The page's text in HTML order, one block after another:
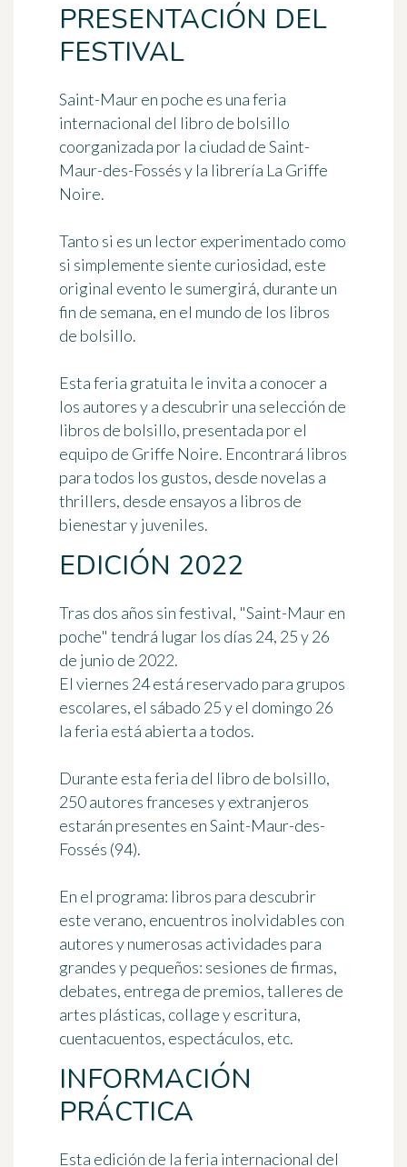
PRESENTACIÓN DEL
FESTIVAL
Saint-Maur en poche es una feria
internacional del libro de bolsillo
coorganizada por la ciudad de Saint-
Maur-des-Fossés y la librería La Griffe
Noire.
Tanto si es un lector experimentado como
si simplemente siente curiosidad, este
original evento le sumergirá, durante un
fin de semana, en el mundo de los libros
de bolsillo.
Esta feria gratuita le invita a conocer a
los autores y a descubrir una selección de
libros de bolsillo, presentada por el
equipo de Griffe Noire. Encontrará libros
para todos los gustos, desde novelas a
thrillers, desde ensayos a libros de
bienestar y juveniles.
EDICIÓN 2022
Tras dos años sin festival, "Saint-Maur en
poche" tendrá lugar los días 24, 25 y 26
de junio de 2022.
El viernes 24 está reservado para grupos
escolares, el sábado 25 y el domingo 26
la feria está abierta a todos.
Durante esta feria del libro de bolsillo,
250 autores franceses y extranjeros
estarán presentes en Saint-Maur-des-
Fossés (94).
En el programa: libros para descubrir
este verano, encuentros inolvidables con
autores y numerosas actividades para
grandes y pequeños: sesiones de firmas,
debates, entrega de premios, talleres de
artes plásticas, collage y escritura,
cuentacuentos, espectáculos, etc.
INFORMACIÓN
PRÁCTICA
Esta edición de la feria internacional del